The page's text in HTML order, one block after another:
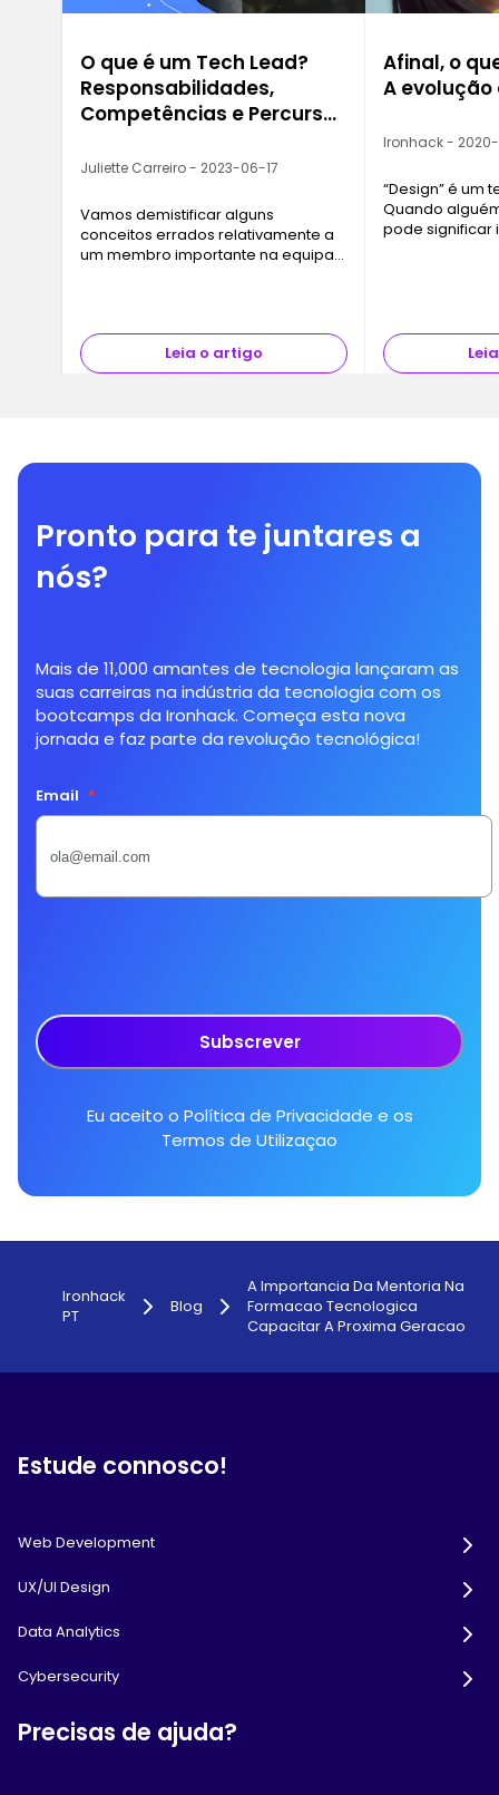
O que é um Tech Lead?
Responsabilidades,
Competências e Percurso
Juliette Carreiro - 2023-06-17
Vamos demistificar alguns
conceitos errados relativamente a
um membro importante na equipa
Leia o artigo
Afinal, o
A evolução
Ironhack -
“Design” é um
Quando
pode significar
Pronto para te juntares a
nós?
Mais de 11,000 amantes de tecnologia lançaram as
suas carreiras na indústria da tecnologia com os
bootcamps da Ironhack. Começa esta nova
jornada e faz parte da revolução tecnológica!
Email *
Subscrever
Eu aceito o Política de Privacidade e os
Termos de Utilizaçao
Ironhack
PT
Blog
A Importancia Da Mentoria Na
Formacao Tecnologica
Capacitar A Proxima Geracao
Estude connosco!
Web Development
UX/UI Design
Data Analytics
Cybersecurity
Precisas de ajuda?